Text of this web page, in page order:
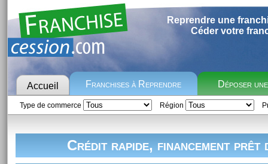
Reprendre une
Céder votre
Accueil Franchises à Reprendre Déposer
Type de commerce Région
Crédit rapide, financement prêt